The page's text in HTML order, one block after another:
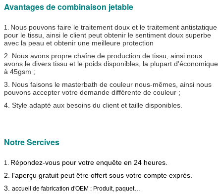
Avantages de combinaison jetable
1. Nous pouvons faire le traitement doux et le traitement antistatique
pour le tissu, ainsi le client peut obtenir le sentiment doux superbe
avec la peau et obtenir une meilleure protection
2. Nous avons propre chaîne de production de tissu, ainsi nous
avons le divers tissu et le poids disponibles, la plupart d'économique
à 45gsm ;
3. Nous faisons le masterbath de couleur nous-mêmes, ainsi nous
pouvons accepter votre demande différente de couleur ;
4. Style adapté aux besoins du client et taille disponibles.
Notre Sercives
1. Répondez-vous pour votre enquête en 24 heures.
2. l'aperçu gratuit peut être offert sous votre compte exprès.
3. accueil de fabrication d'OEM : Produit, paquet…